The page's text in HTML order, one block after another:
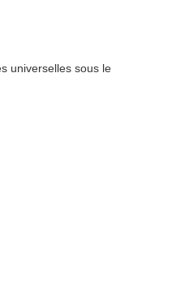
universelles sous le